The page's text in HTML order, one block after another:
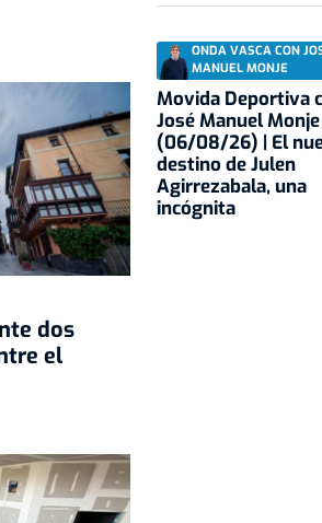
dos
el
ONDA VASCA CON
MANUEL MONJE
Movida Deportiva
José Manuel Monje
(06/08/26) | El
destino de Julen
Agirrezabala, una
incógnita